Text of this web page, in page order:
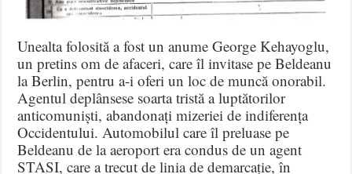
Unealta folosită a fost un anume George Kehayoglu,
un pretins om de afaceri, care îl invitase pe Beldeanu
la Berlin, pentru a-i oferi un loc de muncă onorabil.
Agentul deplânsese soarta tristă a luptătorilor
anticomuniști, abandonați mizeriei de indiferența
Occidentului. Automobilul care îl preluase pe
Beldeanu de la aeroport era condus de un agent
STASI, care a trecut de linia de demarcație, în